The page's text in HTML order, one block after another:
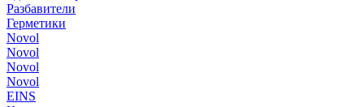
Разбавители
Герметики
Novol
Novol
Novol
Novol
EINS